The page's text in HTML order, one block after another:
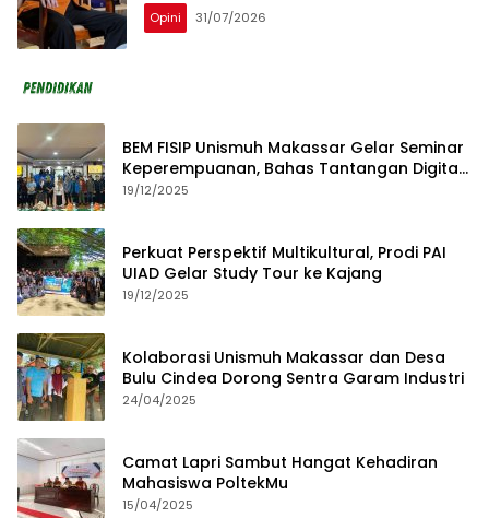
Opini 31/07/2026
BEM FISIP Unismuh Makassar Gelar Seminar
Keperempuanan, Bahas Tantangan Digital
dan Budaya Lokal
19/12/2025
Perkuat Perspektif Multikultural, Prodi PAI
UIAD Gelar Study Tour ke Kajang
19/12/2025
Kolaborasi Unismuh Makassar dan Desa
Bulu Cindea Dorong Sentra Garam Industri
24/04/2025
Camat Lapri Sambut Hangat Kehadiran
Mahasiswa PoltekMu
15/04/2025